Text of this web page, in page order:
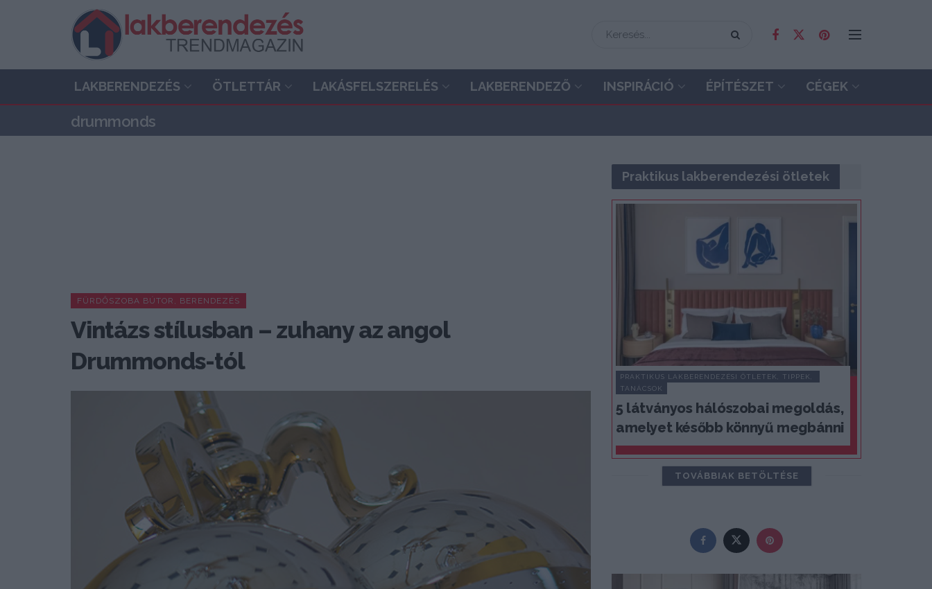
LAKBERENDEZÉS ÖTLETTÁR LAKÁSFELSZERELÉS LAKBERENDEZŐ INSPIRÁCIÓ ÉPÍTÉSZET CÉGEK
drummonds
FÜRDŐSZOBA BÚTOR, BERENDEZÉS
Vintázs stílusban – zuhany az angol
Drummonds-tól
Praktikus lakberendezési ötletek
PRAKTIKUS LAKBERENDEZÉSI ÖTLETEK, TIPPEK,
TANÁCSOK
5 látványos hálószobai megoldás,
amelyet később könnyű megbánni
TOVÁBBIAK BETÖLTÉSE